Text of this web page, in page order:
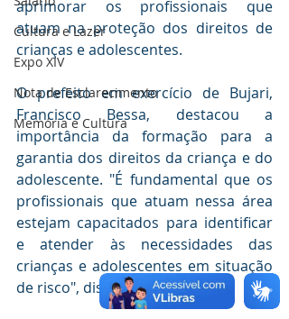
Cultura e Lazer
Expo XIV
Nota de Esclarecimento
Memória e Cultura
aprimorar os profissionais que
atuam na proteção dos direitos de
crianças e adolescentes.
O prefeito em exercício de Bujari,
Francisco Bessa, destacou a
importância da formação para a
garantia dos direitos da criança e do
adolescente. "É fundamental que os
profissionais que atuam nessa área
estejam capacitados para identificar
e atender às necessidades das
crianças e adolescentes em situação
de risco", disse.